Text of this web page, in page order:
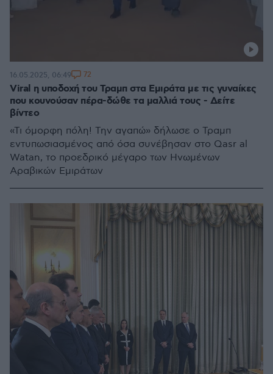
Viral η υποδοχή του Τραμπ στα Εμιράτα με τις γυναίκες
που κουνούσαν πέρα-δώθε τα μαλλιά τους - Δείτε
βίντεο
«Τι όμορφη πόλη! Την αγαπώ» δήλωσε ο Τραμπ
εντυπωσιασμένος από όσα συνέβησαν στο Qasr al
Watan, το προεδρικό μέγαρο των Ηνωμένων
Αραβικών Εμιράτων
16.05.2025, 06:49 72